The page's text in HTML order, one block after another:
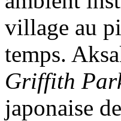
village au
temps.
Griffith
japonaise de